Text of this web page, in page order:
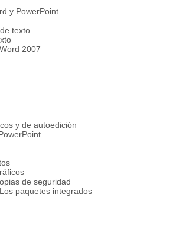
y PowerPoint
texto
2007
y de autoedición
de seguridad
paquetes integrados